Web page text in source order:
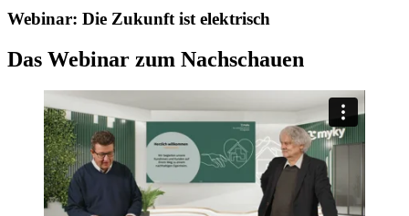
Webinar: Die Zukunft ist elektrisch
Das Webinar zum Nachschauen